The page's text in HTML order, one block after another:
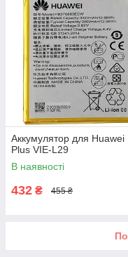
Аккумулятор для Huawei
Plus VIE-L29
В наявності
432 ₴ 455 ₴